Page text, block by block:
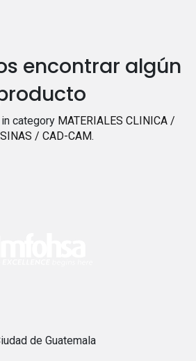
encontrar algún
category MATERIALES CLINICA /
/ CAD-CAM.
de Guatemala